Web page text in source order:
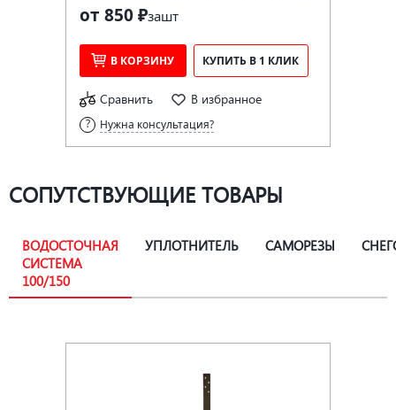
от 850 ₽зашт
В КОРЗИНУ КУПИТЬ В 1 КЛИК
Сравнить В избранное
Нужна консультация?
СОПУТСТВУЮЩИЕ ТОВАРЫ
ВОДОСТОЧНАЯ
СИСТЕМА
100/150
УПЛОТНИТЕЛЬ САМОРЕЗЫ